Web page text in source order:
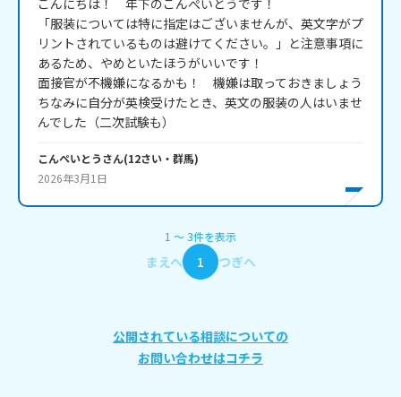
こんにちは！　年下のこんぺいとうです！
「服装については特に指定はございませんが、英文字がプ
リントされているものは避けてください。」と注意事項に
あるため、やめといたほうがいいです！
面接官が不機嫌になるかも！　機嫌は取っておきましょう
ちなみに自分が英検受けたとき、英文の服装の人はいませ
んでした（二次試験も）
こんぺいとうさん(12さい・ 群馬)
2026年3月1日
1 〜3件を表示
まえへ 1 つぎへ
公開されている相談についての
お問い合わせはコチラ